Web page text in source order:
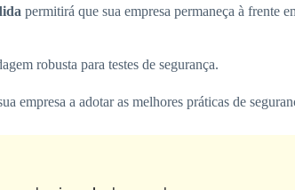
permitirá que sua empresa permaneça à frente
robusta para testes de segurança.
empresa a adotar as melhores práticas de